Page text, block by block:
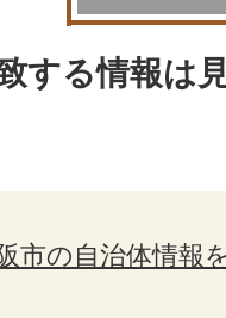
する情報は
市の自治体情報